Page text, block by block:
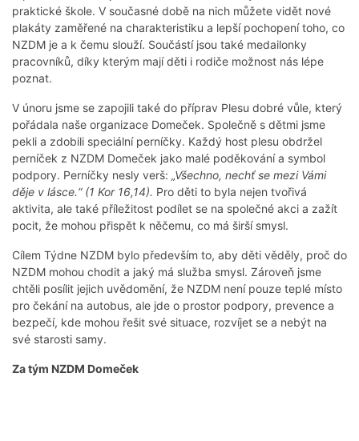
praktické škole. V současné době na nich můžete vidět nové
plakáty zaměřené na charakteristiku a lepší pochopení toho, co
NZDM je a k čemu slouží. Součástí jsou také medailonky
pracovníků, díky kterým mají děti i rodiče možnost nás lépe
poznat.
V únoru jsme se zapojili také do příprav Plesu dobré vůle, který
pořádala naše organizace Domeček. Společně s dětmi jsme
pekli a zdobili speciální perníčky. Každý host plesu obdržel
perníček z NZDM Domeček jako malé poděkování a symbol
podpory. Perníčky nesly verš: „Všechno, nechť se mezi Vámi
děje v lásce.“ (1 Kor 16,14). Pro děti to byla nejen tvořivá
aktivita, ale také příležitost podílet se na společné akci a zažít
pocit, že mohou přispět k něčemu, co má širší smysl.
Cílem Týdne NZDM bylo především to, aby děti věděly, proč do
NZDM mohou chodit a jaký má služba smysl. Zároveň jsme
chtěli posílit jejich uvědomění, že NZDM není pouze teplé místo
pro čekání na autobus, ale jde o prostor podpory, prevence a
bezpečí, kde mohou řešit své situace, rozvíjet se a nebýt na
své starosti samy.
Za tým NZDM Domeček